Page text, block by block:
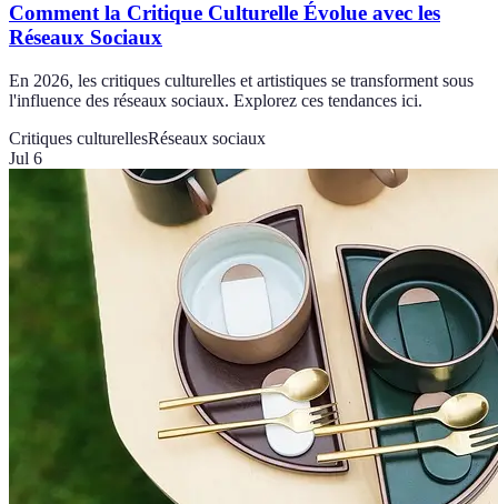
Comment la Critique Culturelle Évolue avec les
Réseaux Sociaux
En 2026, les critiques culturelles et artistiques se transforment sous
l'influence des réseaux sociaux. Explorez ces tendances ici.
Critiques culturellesRéseaux sociaux
Jul 6